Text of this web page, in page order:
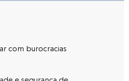
com burocracias